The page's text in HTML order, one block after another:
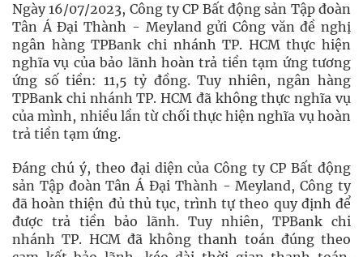
Ngày 16/07/2023, Công ty CP Bất động sản Tập đoàn
Tân Á Đại Thành - Meyland gửi Công văn đề nghị
ngân hàng TPBank chi nhánh TP. HCM thực hiện
nghĩa vụ của bảo lãnh hoàn trả tiền tạm ứng tương
ứng số tiền: 11,5 tỷ đồng. Tuy nhiên, ngân hàng
TPBank chi nhánh TP. HCM đã không thực nghĩa vụ
của mình, nhiều lần từ chối thực hiện nghĩa vụ hoàn
trả tiền tạm ứng.
Đáng chú ý, theo đại diện của Công ty CP Bất động
sản Tập đoàn Tân Á Đại Thành - Meyland, Công ty
đã hoàn thiện đủ thủ tục, trình tự theo quy định để
được trả tiền bảo lãnh. Tuy nhiên, TPBank chi
nhánh TP. HCM đã không thanh toán đúng theo